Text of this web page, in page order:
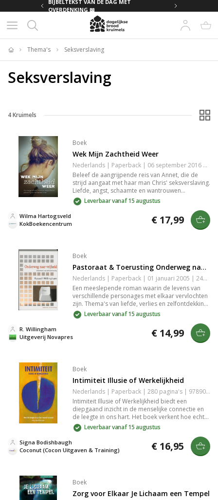
BIJBELTEKST VAN DE DAG MET
OVERDENKING 📖
Home
Thema's Seksverslaving
Seksverslaving
4Kruimels
Boek
Wek Mijn Zachtheid Weer
Nederlands | Paperback | 06 september 2016 | 288 pagina's | 9789043526289
Beleef de aangrijpende reis van Annet, die de
strijd aangaat met haar man Chris' seksverslaving.
Liefde, angst, schaamte en wantrouwen
domineren hun leven, maar de helende kracht
van vergeving geeft hoop. Een waargebeurd
verhaal over herstel en jezelf hervinden in een
Leverbaar vanaf 15 augustus
KokBoekencentrum
Wilma Hartogsveld € 17,99
Boek
Pastoraat & Toerusting Onderweg naar Vrijheid
Nederlands | Paperback | 01 januari 2005 | 248 pagina's | 9789076596730
Een meeslepende roman waarin de levens van
verschillende personages met elkaar vervlochten
zijn. Thema's van liefde, verlies en zelfontdekking
komen tot leven in een krachtige verhaallijn die je
raakt. Met diepgaande karakterontwikkeling en
een intrigerende plot nodig je jezelf uit om de
complexiteit van menselijke relaties te verkennen.
Leverbaar vanaf 15 augustus
Uitgeverij Novapres
R. Willingham € 14,99
Boek
Intimiteit Illusie of Werkelijkheid
Nederlands | Paperback | 280 pagina's | 9789080758636
Intimiteit Illusie of Werkelijkheid biedt een
diepgaand inzicht in de menselijke connectie en
de leegte in ons hart. Het boek verkent hoe echte
intimiteit onze emoties en relaties vormt, en biedt
praktische handvatten om deze te vervullen. Een
waardevolle gids voor iedereen die de ware
betekenis van verbinding wil begrijpen en
ervaren.
Leverbaar vanaf 15 augustus
Coconut (Cocon Uitgaven & Training)
Signa Bodishbaugh € 16,95
Boek
Zorg voor Elkaar Je Lichaam een Tempel